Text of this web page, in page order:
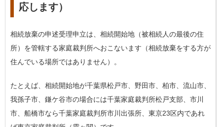
応します）
相続放棄の申述受理申立は、 相続開始地（被相続人の最後の住
所）を管轄する家庭裁判所へおこないます（相続放棄をする方が
住んでいる場所ではありません）。
たとえば、相続開始地が千葉県松戸市、野田市、柏市、流山市、
我孫子市、鎌ケ谷市の場合には千葉家庭裁判所松戸支部、市川
市、船橋市なら千葉家庭裁判所市川出張所、東京23区内であれ